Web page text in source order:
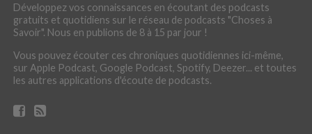
Développez vos connaissances en écoutant des podcasts
gratuits et quotidiens sur le réseau de podcasts "Choses à
Savoir". Nous en publions de 8 à 15 par jour !
Vous pouvez écouter ces chroniques quotidiennes ici-même,
sur Apple Podcast, Google Podcast, Spotify, Deezer... et toutes
les autres applications d'écoute de podcasts.